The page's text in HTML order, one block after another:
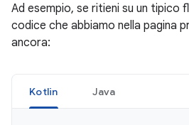
Ad esempio, se ritieni su un tipico
codice che abbiamo nella pagina
ancora:
Kotlin Java